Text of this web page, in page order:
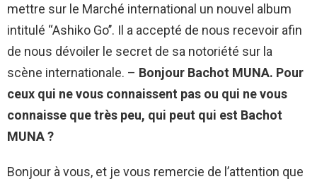
mettre sur le Marché international un nouvel album
intitulé ‘‘Ashiko Go’’. Il a accepté de nous recevoir afin
de nous dévoiler le secret de sa notoriété sur la
scène internationale. – Bonjour Bachot MUNA. Pour
ceux qui ne vous connaissent pas ou qui ne vous
connaisse que très peu, qui peut qui est Bachot
MUNA ?
Bonjour à vous, et je vous remercie de l’attention que